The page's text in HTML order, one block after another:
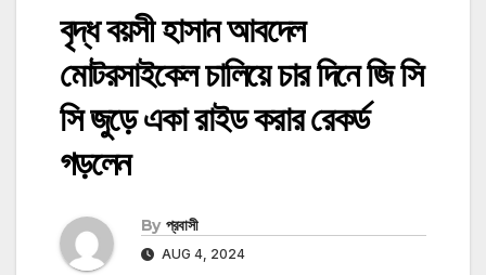
বৃদ্ধ বয়সী হাসান আবদেল
মোটরসাইকেল চালিয়ে চার দিনে জি সি
সি জুড়ে একা রাইড করার রেকর্ড
গড়লেন
By প্রবাসী
AUG 4, 2024